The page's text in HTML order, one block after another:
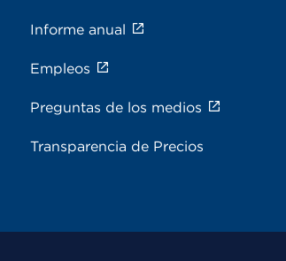
Informe anual
Empleos
Preguntas de los medios
Transparencia de Precios